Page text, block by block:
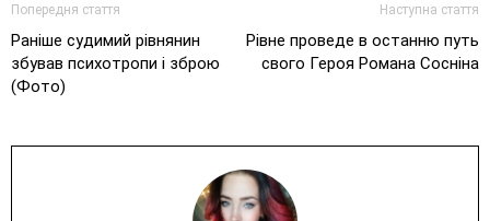
Попередня стаття
Раніше судимий рівнянин
збував психотропи і зброю
(Фото)
Наступна стаття
Рівне проведе в останню путь
свого Героя Романа Сосніна